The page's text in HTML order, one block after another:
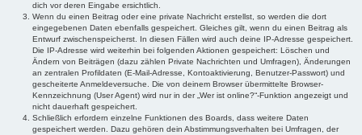
dich vor deren Eingabe ersichtlich.
Wenn du einen Beitrag oder eine private Nachricht erstellst, so werden die dort
eingegebenen Daten ebenfalls gespeichert. Gleiches gilt, wenn du einen Beitrag als
Entwurf zwischenspeicherst. In diesen Fällen wird auch deine IP-Adresse gespeichert.
Die IP-Adresse wird weiterhin bei folgenden Aktionen gespeichert: Löschen und
Ändern von Beiträgen (dazu zählen Private Nachrichten und Umfragen), Änderungen
an zentralen Profildaten (E-Mail-Adresse, Kontoaktivierung, Benutzer-Passwort) und
gescheiterte Anmeldeversuche. Die von deinem Browser übermittelte Browser-
Kennzeichnung (User Agent) wird nur in der „Wer ist online?“-Funktion angezeigt und
nicht dauerhaft gespeichert.
Schließlich erfordern einzelne Funktionen des Boards, dass weitere Daten
gespeichert werden. Dazu gehören dein Abstimmungsverhalten bei Umfragen, der